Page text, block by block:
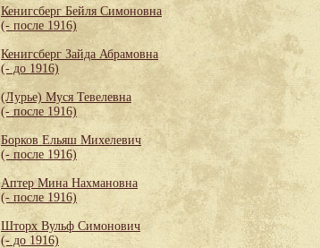
Кенигсберг Бейля Симоновна
(- после 1916)
Кенигсберг Зайда Абрамовна
(- до 1916)
(Лурье) Муся Тевелевна
(- после 1916)
Борков Ельяш Михелевич
(- после 1916)
Аптер Мина Нахмановна
(- после 1916)
Шторх Вульф Симонович
(- до 1916)